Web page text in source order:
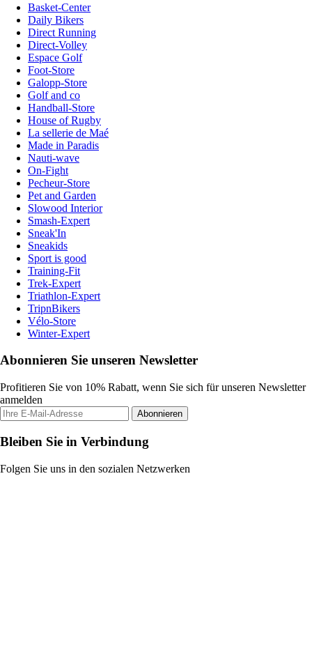
Basket-Center
Daily Bikers
Direct Running
Direct-Volley
Espace Golf
Foot-Store
Galopp-Store
Golf and co
Handball-Store
House of Rugby
La sellerie de Maé
Made in Paradis
Nauti-wave
On-Fight
Pecheur-Store
Pet and Garden
Slowood Interior
Smash-Expert
Sneak'In
Sneakids
Sport is good
Training-Fit
Trek-Expert
Triathlon-Expert
TripnBikers
Vélo-Store
Winter-Expert
Abonnieren Sie unseren Newsletter
Profitieren Sie von 10% Rabatt, wenn Sie sich für unseren Newsletter
anmelden
Abonnieren
Bleiben Sie in Verbindung
Folgen Sie uns in den sozialen Netzwerken